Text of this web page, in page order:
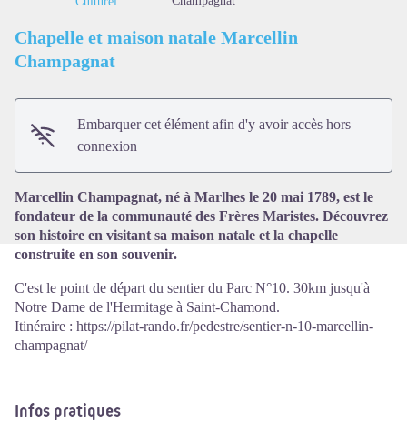
Voir l'image en plein écran
Chapelle et maison natale Marcellin
Champagnat
Embarquer cet élément afin d'y avoir accès hors
connexion
Marcellin Champagnat, né à Marlhes le 20 mai 1789, est le
fondateur de la communauté des Frères Maristes. Découvrez
son histoire en visitant sa maison natale et la chapelle
construite en son souvenir.
C'est le point de départ du sentier du Parc N°10. 30km jusqu'à
Notre Dame de l'Hermitage à Saint-Chamond.
Itinéraire : https://pilat-rando.fr/pedestre/sentier-n-10-marcellin-
champagnat/
Infos pratiques